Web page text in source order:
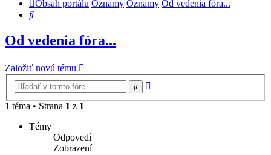
Obsah portálu Oznamy Oznamy Od vedenia fóra...
Hľadať
Od vedenia fóra...
Založiť novú tému
Hľadať
1 téma • Strana 1 z 1
Témy
Odpovedí
Zobrazení